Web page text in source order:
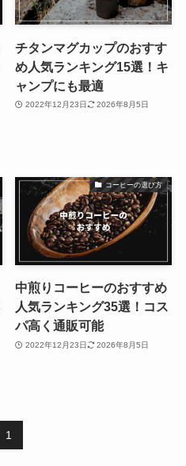
チタンマグカップのおすす
め人気ランキング15選！キ
ャンプにも最適
2022年12月23日 2026年8月5日
コーヒーの選び方
中煎りコーヒーのおすすめ
人気ランキング35選！コス
パ高く通販可能
2022年12月23日 2026年8月5日
1